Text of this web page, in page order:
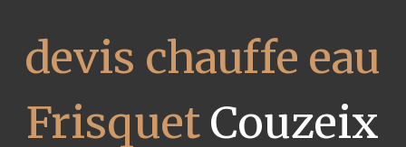
devis chauffe eau
Frisquet Couzeix